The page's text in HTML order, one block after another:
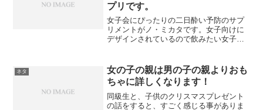
プリです。
女子会にぴったりの二日酔い予防のサプ
リメントがノ・ミカタです。女子向けに
デザインされているので飲みたい女子に
ネタ
女の子の親は男の子の親よりおも
ちゃに詳しくなります！
同級生と、子供のクリスマスプレゼント
の話をすると、すごく感じる事がありま